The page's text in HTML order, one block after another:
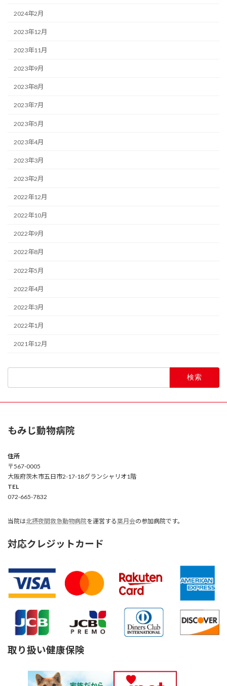
2024年2月
2023年12月
2023年11月
2023年9月
2023年8月
2023年7月
2023年5月
2023年4月
2023年3月
2023年2月
2022年12月
2022年10月
2022年9月
2022年8月
2022年5月
2022年4月
2022年3月
2022年1月
2021年12月
もみじ動物病院
住所
〒567-0005
大阪府茨木市五日市2-17-18グランシャリオ1階
TEL
072-665-7832
当院は北摂夜間救急動物病院を運営する葉月会の参加病院です。
対応クレジットカード
取り扱い健康保険